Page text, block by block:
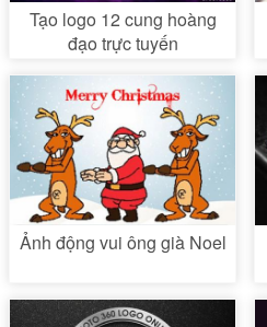
Tạo logo 12 cung hoàng
đạo trực tuyến
Ảnh động vui ông già Noel